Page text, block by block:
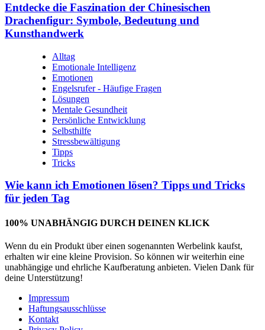
Entdecke die Faszination der Chinesischen
Drachenfigur: Symbole, Bedeutung und
Kunsthandwerk
Alltag
Emotionale Intelligenz
Emotionen
Engelsrufer - Häufige Fragen
Lösungen
Mentale Gesundheit
Persönliche Entwicklung
Selbsthilfe
Stressbewältigung
Tipps
Tricks
Wie kann ich Emotionen lösen? Tipps und Tricks
für jeden Tag
100% UNABHÄNGIG DURCH DEINEN KLICK
Wenn du ein Produkt über einen sogenannten Werbelink kaufst,
erhalten wir eine kleine Provision. So können wir weiterhin eine
unabhängige und ehrliche Kaufberatung anbieten. Vielen Dank für
deine Unterstützung!
Impressum
Haftungsausschlüsse
Kontakt